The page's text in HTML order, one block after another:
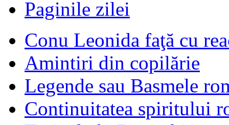
Paginile zilei
Conu Leonida faţă cu
Amintiri din copilărie
Legende sau Basmele
Continuitatea spiritului